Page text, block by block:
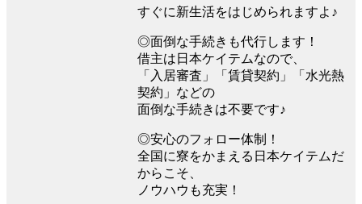
すぐに新生活をはじめられますよ♪
◎面倒な手続きも代行します！
借主は日本ケイテムなので、
「入居審査」「賃貸契約」「水光熱
契約」などの
面倒な手続きは不要です♪
◎安心のフォロー体制！
全国に寮をかまえる日本ケイテムだ
からこそ、
ノウハウも充実！